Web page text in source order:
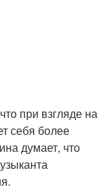
при взгляде на
себя более
думает, что